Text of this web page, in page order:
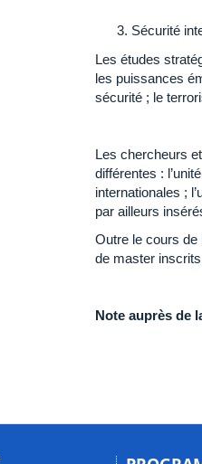
Sécurité
Les études
les puissances
sécurité ; le
Les chercheurs
différentes :
internationales ;
par ailleurs
Outre le cours de
de master
Note auprès de